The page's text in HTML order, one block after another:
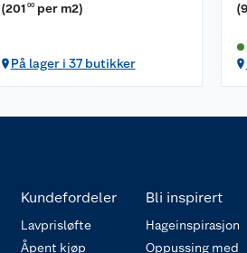
(201 00 per m2)
På lager i 37 butikker
(
Kundefordeler
Lavprisløfte
Åpent kjøp
Bli inspirert
Hageinspirasjon
Oppussing med